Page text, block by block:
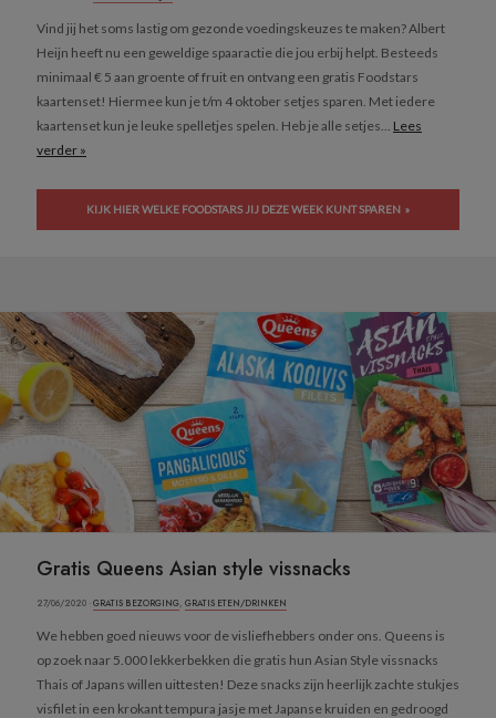
Vind jij het soms lastig om gezonde voedingskeuzes te maken? Albert
Heijn heeft nu een geweldige spaaractie die jou erbij helpt. Besteeds
minimaal € 5 aan groente of fruit en ontvang een gratis Foodstars
kaartenset! Hiermee kun je t/m 4 oktober setjes sparen. Met iedere
kaartenset kun je leuke spelletjes spelen. Heb je alle setjes... Lees
verder »
KIJK HIER WELKE FOODSTARS JIJ DEZE WEEK KUNT SPAREN »
Gratis Queens Asian style vissnacks
27/06/2020 ·GRATIS BEZORGING, GRATIS ETEN/DRINKEN
We hebben goed nieuws voor de visliefhebbers onder ons. Queens is
op zoek naar 5.000 lekkerbekken die gratis hun Asian Style vissnacks
Thais of Japans willen uittesten! Deze snacks zijn heerlijk zachte stukjes
visfilet in een krokant tempura jasje met Japanse kruiden en gedroogd